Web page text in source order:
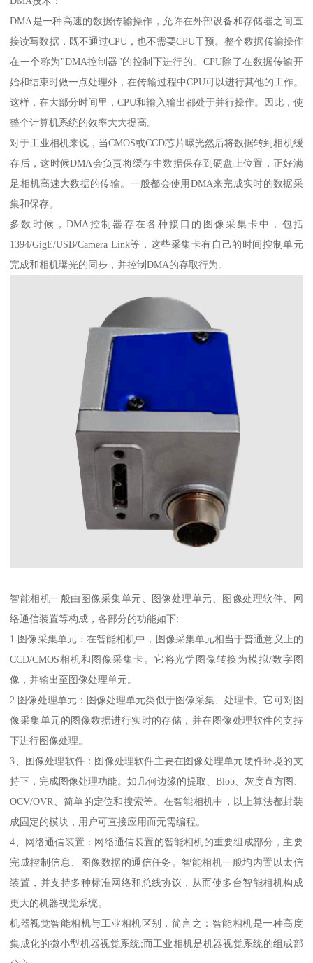
DMA是一种高速的数据传输操作，允许在外部设备和存储器之间直
接读写数据，既不通过CPU，也不需要CPU干预。整个数据传输操作
在一个称为"DMA控制器"的控制下进行的。CPU除了在数据传输开
始和结束时做一点处理外，在传输过程中CPU可以进行其他的工作。
这样，在大部分时间里，CPU和输入输出都处于并行操作。因此，使
整个计算机系统的效率大大提高。
对于工业相机来说，当CMOS或CCD芯片曝光然后将数据转到相机缓
存后，这时候DMA会负责将缓存中数据保存到硬盘上位置，正好满
足相机高速大数据的传输。一般都会使用DMA来完成实时的数据采
集和保存。
多数时候，DMA控制器存在各种接口的图像采集卡中，包括
1394/GigE/USB/Camera Link等，这些采集卡有自己的时间控制单元
完成和相机曝光的同步，并控制DMA的存取行为。
智能相机一般由图像采集单元、图像处理单元、图像处理软件、网
络通信装置等构成，各部分的功能如下:
1.图像采集单元：在智能相机中，图像采集单元相当于普通意义上的
CCD/CMOS相机和图像采集卡。它将光学图像转换为模拟/数字图
像，并输出至图像处理单元。
2.图像处理单元：图像处理单元类似于图像采集、处理卡。它可对图
像采集单元的图像数据进行实时的存储，并在图像处理软件的支持
下进行图像处理。
3、图像处理软件：图像处理软件主要在图像处理单元硬件环境的支
持下，完成图像处理功能。如几何边缘的提取、Blob、灰度直方图、
OCV/OVR、简单的定位和搜索等。在智能相机中，以上算法都封装
成固定的模块，用户可直接应用而无需编程。
4、网络通信装置：网络通信装置的智能相机的重要组成部分，主要
完成控制信息、图像数据的通信任务。智能相机一般均内置以太信
装置，并支持多种标准网络和总线协议，从而使多台智能相机构成
更大的机器视觉系统。
机器视觉智能相机与工业相机区别，简言之：智能相机是一种高度
集成化的微小型机器视觉系统;而工业相机是机器视觉系统的组成部